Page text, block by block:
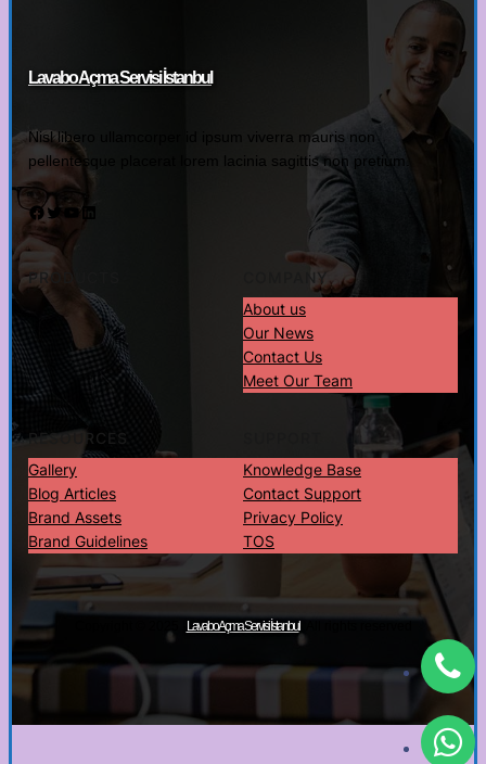
Lavabo Açma Servisi İstanbul
Nisl libero ullamcorper id ipsum viverra mauris non
pellentesque placerat lorem lacinia sagittis non pretium.
Facebook Twitter YouTube LinkedIn
PRODUCTS
COMPANY
About us
Our News
Contact Us
Meet Our Team
RESOURCES
Gallery
Blog Articles
Brand Assets
Brand Guidelines
Knowledge Base
Contact Support
Privacy Policy
TOS
Lavabo Açma Servisi İstanbul· All rights reserved